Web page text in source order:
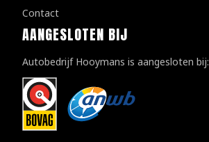
Contact
AANGESLOTEN BIJ
Autobedrijf Hooymans is aangesloten bij: